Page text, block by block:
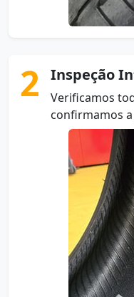
2 Inspeção
Verificamos
confirmamos